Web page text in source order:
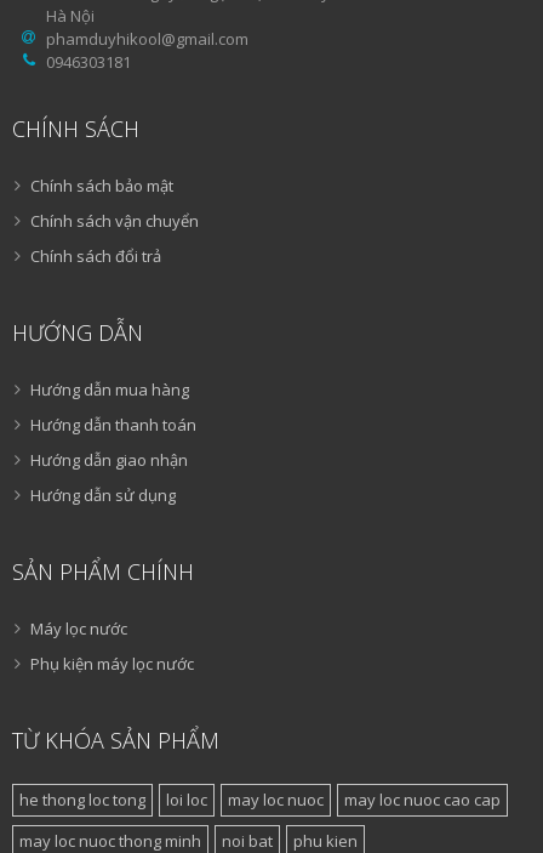
Hà Nội
phamduyhikool@gmail.com
0946303181
CHÍNH SÁCH
Chính sách bảo mật
Chính sách vận chuyển
Chính sách đổi trả
HƯỚNG DẪN
Hướng dẫn mua hàng
Hướng dẫn thanh toán
Hướng dẫn giao nhận
Hướng dẫn sử dụng
SẢN PHẨM CHÍNH
Máy lọc nước
Phụ kiện máy lọc nước
TỪ KHÓA SẢN PHẨM
he thong loc tong loi loc may loc nuoc
may loc nuoc cao cap
may loc nuoc thong minh
noi bat phu kien